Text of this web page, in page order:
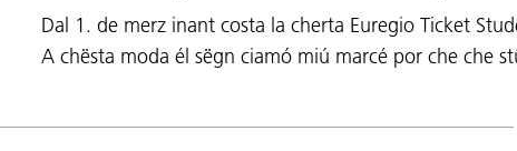
Dal 1. de merz inant costa la cherta Euregio Ticket
A chësta moda él sëgn ciamó miú marcé por che che